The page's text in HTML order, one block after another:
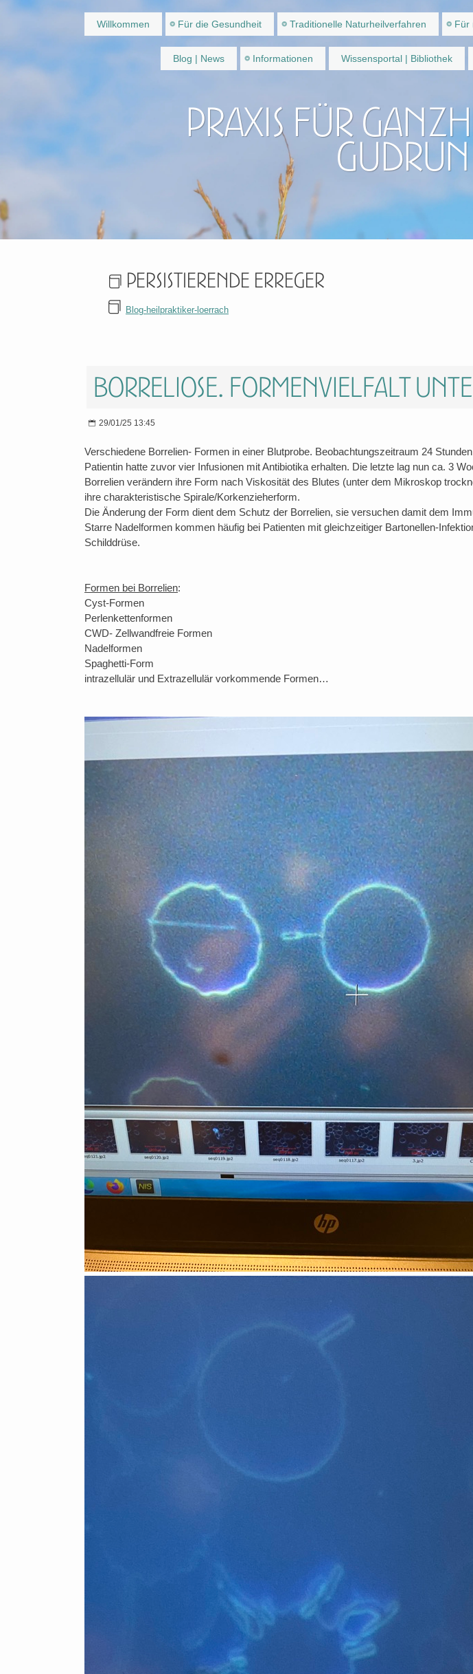
Willkommen Für die Gesundheit Traditionelle Naturheilverfahren Für
Blog | News Informationen Wissensportal | Bibliothek
Praxis für
Persistierende Erreger
Blog-heilpraktiker-loerrach
Borreliose. Formenvielfalt
29/01/25 13:45
Verschiedene Borrelien- Formen in einer Blutprobe. Beobachtungszeitraum 24
Patientin hatte zuvor vier Infusionen mit Antibiotika erhalten. Die letzte lag nun ca. 3
Borrelien verändern ihre Form nach Viskosität des Blutes (unter dem Mikroskop
ihre charakteristische Spirale/Korkenzieherform.
Die Änderung der Form dient dem Schutz der Borrelien, sie versuchen damit dem
Starre Nadelformen kommen häufig bei Patienten mit gleichzeitiger Bartonellen-
Schilddrüse.
Formen bei Borrelien:
Cyst-Formen
Perlenkettenformen
CWD- Zellwandfreie Formen
Nadelformen
Spaghetti-Form
intrazellulär und Extrazellulär vorkommende Formen…